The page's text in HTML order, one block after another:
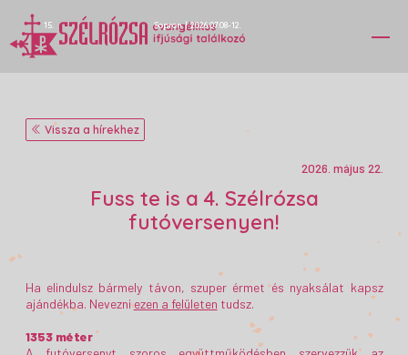
15. Sopron|2026.07.08-12.
Vissza a hírekhez
2026. május 22.
Fuss te is a 4. Szélrózsa
futóversenyen!
Ha elindulsz bármely távon, szuper érmet és nyaksálat kapsz
ajándékba. Nevezniezen a felületen tudsz.
1353 méter